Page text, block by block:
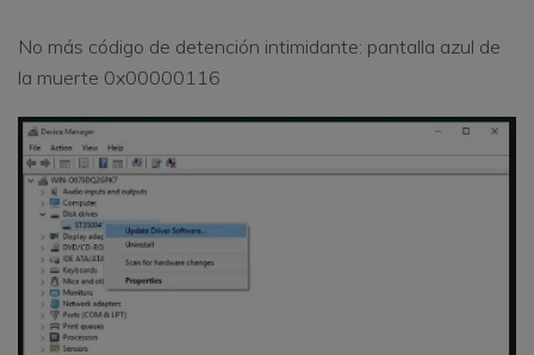
No más código de detención intimidante: pantalla azul de
la muerte 0x00000116